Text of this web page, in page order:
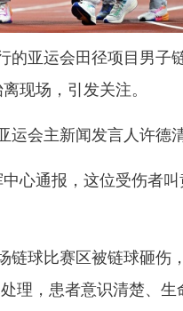
亚运会田径项目男子
现场，引发关注。
会主新闻发言人许德清
通报，这位受伤者叫
球比赛区被链球砸伤
理，患者意识清楚、